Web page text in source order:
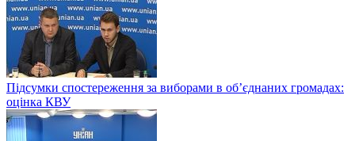
Підсумки спостереження за виборами в об’єднаних громадах:
оцінка КВУ